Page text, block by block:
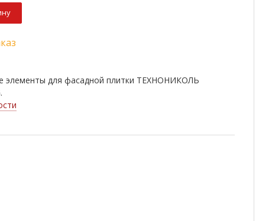
элементы для фасадной плитки ТЕХНОНИКОЛЬ